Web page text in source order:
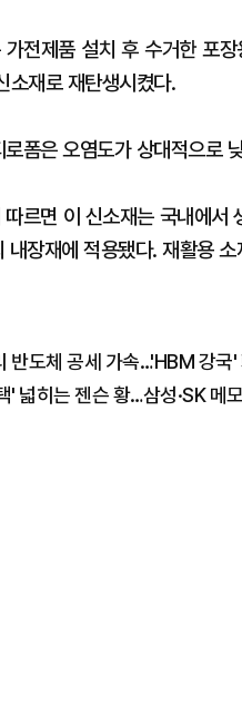
가전제품 설치 후 수거한 포
소재로 재탄생시켰다.
폼은 오염도가 상대적으로
따르면 이 신소재는 국내에
내장재에 적용됐다. 재활용
반도체 공세 가속…'HBM 강국
' 넓히는 젠슨 황…삼성·SK 메